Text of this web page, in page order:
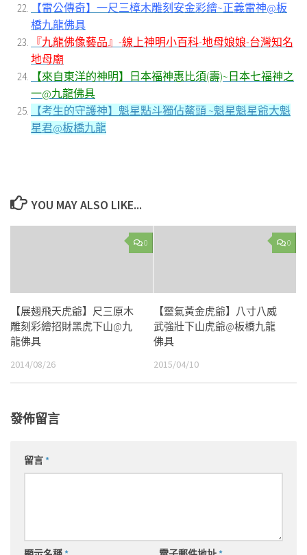
【雷公傳奇】一尺三樟木雕刻安金彩繪~正義雷神@板
橋九龍佛具
『九龍佛像藝品』-線上神明小百科-地母娘娘-台灣知名
地母廟
【來自東洋的神明】日本福神惠比須(壽)~日本七福神之
一@九龍佛具
【考生的守護神】魁星點斗獨佔鰲頭 ~魁星魁星爺大魁
星君@板橋九龍
YOU MAY ALSO LIKE...
0
【展翅飛天虎爺】尺三原木
雕刻彩繪招財黑虎下山@九
龍佛具
2014/08/26
0
【靈氣黃金虎爺】八寸八威
武強壯下山虎爺@板橋九龍
佛具
2015/04/10
發佈留言
留言*